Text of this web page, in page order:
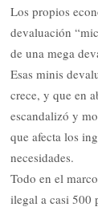
Los propios
devaluación
de una mega
Esas minis
crece, y que en
escandalizó y
que afecta los
necesidades.
Todo en el
ilegal a casi 500